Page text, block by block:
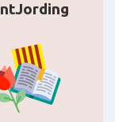
upon Tyne